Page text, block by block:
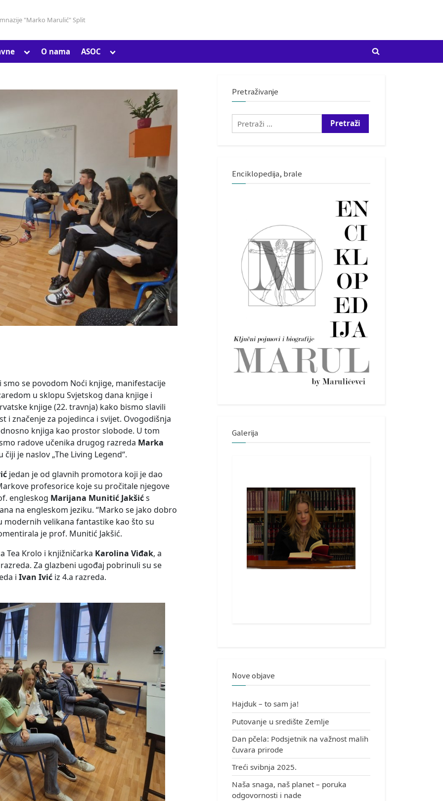
"Marko Marulić" Split
Toggle
Toggle
sub-
O nama ASOC
Toggle
sub-
Toggle
se povodom Noći knjige, manifestacije
u sklopu Svjetskog dana knjige i
knjige (22. travnja) kako bismo slavili
značenje za pojedinca i svijet. Ovogodišnja
knjiga kao prostor slobode. U tom
radove učenika drugog razreda Marka
je naslov „The Living Legend“.
jedan je od glavnih promotora koji je dao
profesorice koje su pročitale njegove
engleskog Marijana Munitić Jakšićs
na engleskom jeziku. “Marko se jako dobro
modernih velikana fantastike kao što su
je prof. Munitić Jakšić.
Tea Krolo i knjižničarka Karolina Viđak, a
razreda. Za glazbeni ugođaj pobrinuli su se
i Ivan Ivić iz 4.a razreda.
Pretraživanje
Pretraži:
Enciklopedija, brale
Galerija
Nove objave
Hajduk – to sam ja!
Putovanje u središte Zemlje
Dan pčela: Podsjetnik na važnost malih
čuvara prirode
Treći svibnja 2025.
Naša snaga, naš planet – poruka
odgovornosti i nade